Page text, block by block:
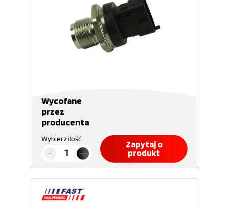
Wycofane
przez
producenta
Wybierz ilość
Zapytaj o
produkt